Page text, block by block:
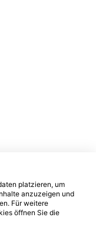
platzieren, um
anzuzeigen und
Für weitere
öffnen Sie die